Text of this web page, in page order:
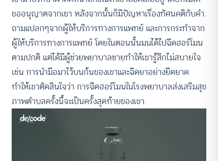
ขออนุญาตจากเขา หลังจากนั้นก็มีปัญหาเรื่องทัศนคติกับคำ
ถามแปลกๆจากผู้ให้บริการทางการแพทย์ และการกระทำจาก
ผู้ให้บริการทางการแพทย์ โดยในตอนนั้นมนได้ไปฉีดฮอร์โมน
ตามปกติ แต่ได้มีผู้ช่วยพยาบาลชายทำให้เขารู้สึกไม่สบายใจ
เช่น การนำมือมาไว้บนก้นของเขาและฉีดยาอย่างยืดยาด
ทำให้เขาตัดสินใจว่า การฉีดฮอร์โมนในโรงพยาบาลส่งเสริมสุข
ภาพตำบลครั้งนี้จะเป็นครั้งสุดท้ายของเขา